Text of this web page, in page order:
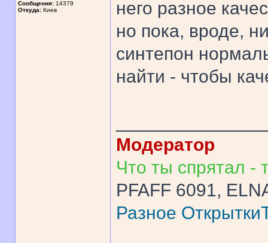
Сообщения: 14379
Откуда: Киев
него разное
но пока, вроде,
синтепон
найти - чтобы
Модератор
Что ты спрятал -
PFAFF 6091,
Разное Открытки